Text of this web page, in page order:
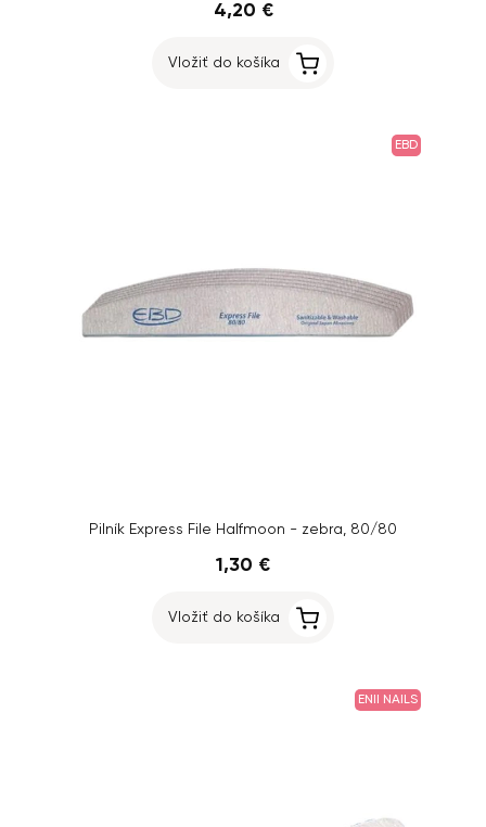
4,20 €
Vložiť do košíka
EBD
Pilník Express File Halfmoon - zebra, 80/80
1,30 €
Vložiť do košíka
ENII NAILS